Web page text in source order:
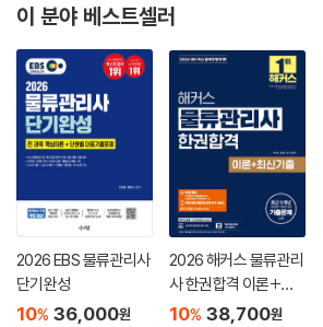
이 분야 베스트셀러
2026 EBS 물류관리사
단기완성
10% 36,000원
2026 해커스 물류관리
사 한권합격 이론+최
신기출
10% 38,700원